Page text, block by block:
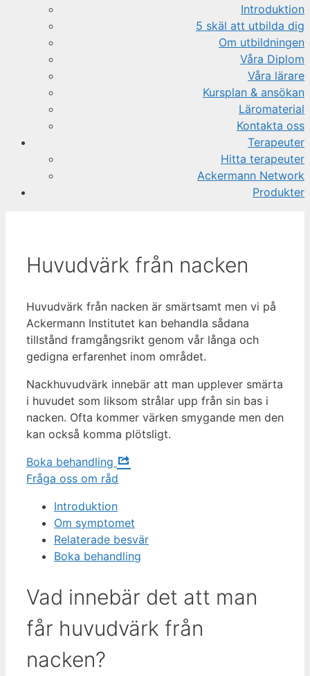
Introduktion
5 skäl att utbilda dig
Om utbildningen
Våra Diplom
Våra lärare
Kursplan & ansökan
Läromaterial
Kontakta oss
Terapeuter
Hitta terapeuter
Ackermann Network
Produkter
Huvudvärk från nacken
Huvudvärk från nacken är smärtsamt men vi på
Ackermann Institutet kan behandla sådana
tillstånd framgångsrikt genom vår långa och
gedigna erfarenhet inom området.
Nackhuvudvärk innebär att man upplever smärta
i huvudet som liksom strålar upp från sin bas i
nacken. Ofta kommer värken smygande men den
kan också komma plötsligt.
Boka behandling
Fråga oss om råd
Introduktion
Om symptomet
Relaterade besvär
Boka behandling
Vad innebär det att man
får huvudvärk från
nacken?